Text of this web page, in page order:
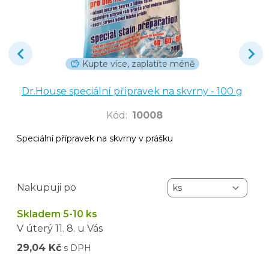
Kupte více, zaplatíte méně
Dr.House speciální přípravek na skvrny - 100 g
Kód : 10008
Speciální přípravek na skvrny v prášku
Nakupuji po
Skladem 5-10 ks
V úterý 11. 8. u Vás
29,04 Kč s DPH